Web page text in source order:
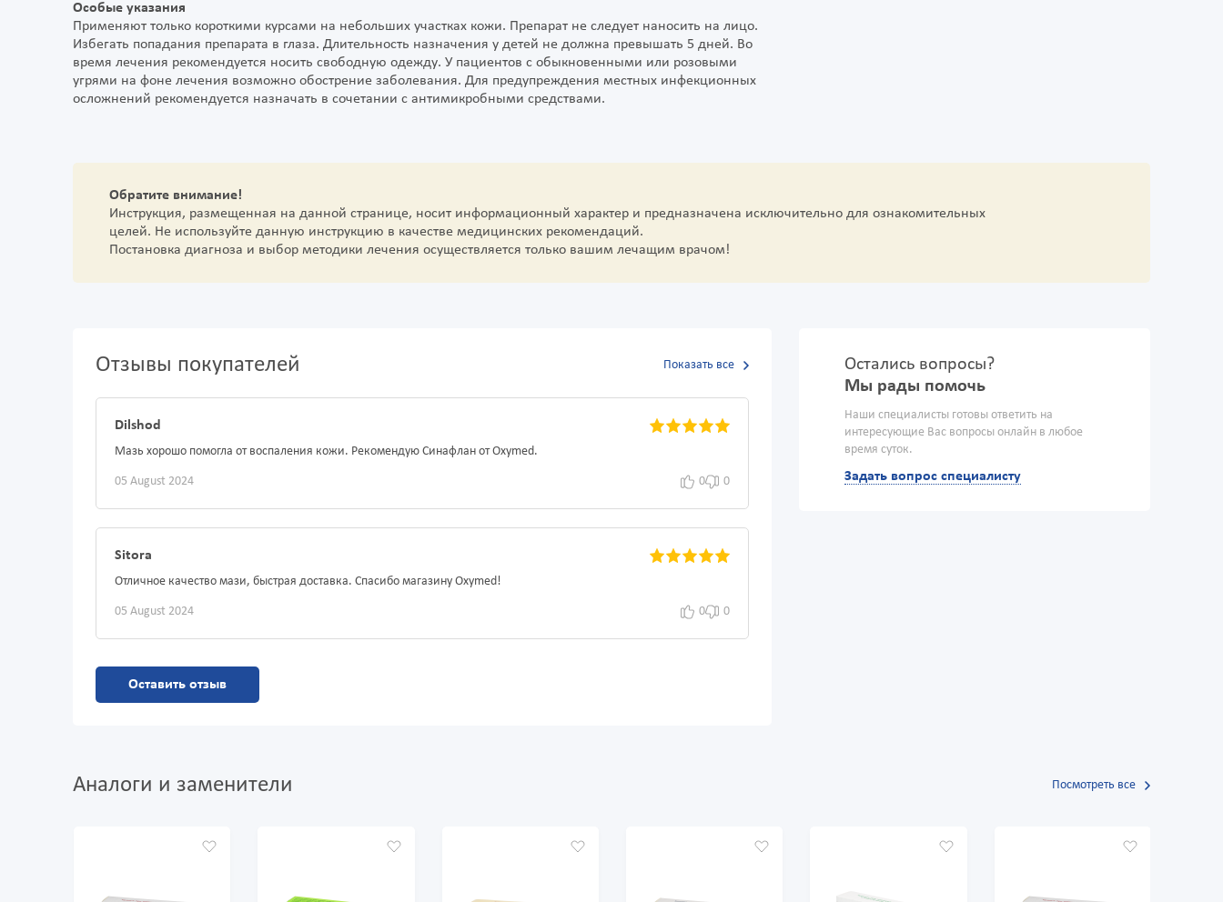
Особые указания
Применяют только короткими курсами на небольших участках кожи. Препарат не следует наносить на лицо.
Избегать попадания препарата в глаза. Длительность назначения у детей не должна превышать 5 дней. Во
время лечения рекомендуется носить свободную одежду. У пациентов с обыкновенными или розовыми
угрями на фоне лечения возможно обострение заболевания. Для предупреждения местных инфекционных
осложнений рекомендуется назначать в сочетании с антимикробными средствами.
Обратите внимание!
Инструкция, размещенная на данной странице, носит информационный характер и предназначена исключительно для ознакомительных
целей. Не используйте данную инструкцию в качестве медицинских рекомендаций.
Постановка диагноза и выбор методики лечения осуществляется только вашим лечащим врачом!
Отзывы покупателей Показать все
Dilshod
Мазь хорошо помогла от воспаления кожи. Рекомендую Синафлан от Oxymed.
05 August 2024 0 0
Sitora
Отличное качество мази, быстрая доставка. Спасибо магазину Oxymed!
05 August 2024 0 0
Оставить отзыв
Остались вопросы?
Мы рады помочь
Наши специалисты готовы ответить на
интересующие Вас вопросы онлайн в любое
время суток.
Задать вопрос специалисту
Аналоги и заменители Посмотреть все